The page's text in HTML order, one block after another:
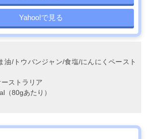
Yahoo!で見る
油/トウバンジャン/食塩/にんにくペースト
ストラリア
（80gあたり）